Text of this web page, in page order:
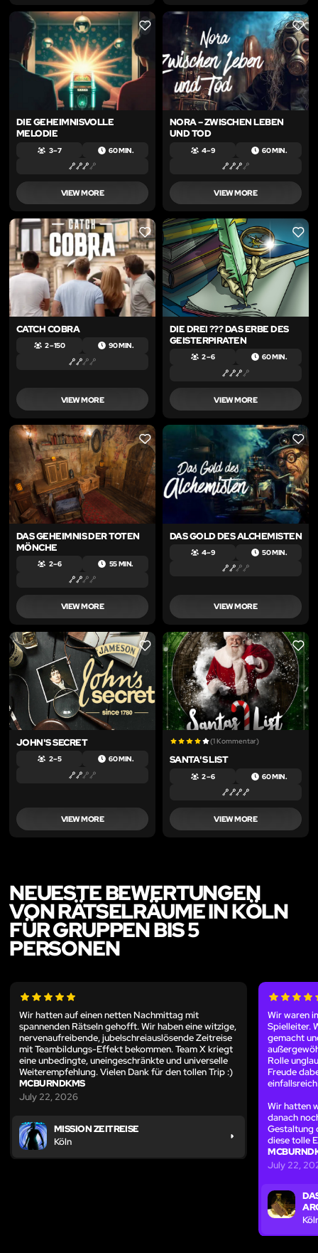
LIKE
DIE GEHEIMNISVOLLE
MELODIE
3 – 7 60 MIN.
VIEW MORE
LIKE
NORA – ZWISCHEN LEBEN
UND TOD
4 – 9 60 MIN.
VIEW MORE
LIKE
CATCH COBRA
2 – 150 90 MIN.
VIEW MORE
LIKE
DIE DREI ??? DAS ERBE DES
GEISTERPIRATEN
2 – 6 60 MIN.
VIEW MORE
LIKE
DAS GEHEIMNIS DER TOTEN
MÖNCHE
2 – 6 55 MIN.
VIEW MORE
LIKE
DAS GOLD DES ALCHEMISTEN
4 – 9 50 MIN.
VIEW MORE
LIKE
JOHN'S SECRET
2 – 5 60 MIN.
VIEW MORE
LIKE
(1 Kommentar)
SANTA'S LIST
2 – 6 60 MIN.
VIEW MORE
NEUESTE BEWERTUNGEN
VON RÄTSELRÄUME IN KÖLN
FÜR GRUPPEN BIS 5
PERSONEN
Wir hatten auf einen netten Nachmittag mit
spannenden Rätseln gehofft. Wir haben eine witzige,
nervenaufreibende, jubelschreiauslösende Zeitreise
mit Teambildungs-Effekt bekommen. Team X kriegt
eine unbedingte, uneingeschränkte und universelle
Weiterempfehlung. Vielen Dank für den tollen Trip :)
MCBURNDKMS
July 22, 2026
MISSION ZEITREISE
Köln
Wir waren
Spielleiter.
gemacht
Rolle
Freude
Wir hatten
danach
Gestaltung
diese tolle
July 22,